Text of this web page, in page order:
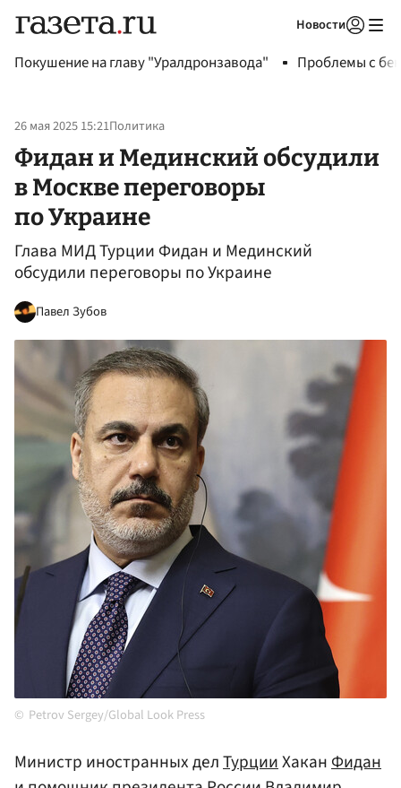
Новости
Покушение на главу "Уралдронзавода" Проблемы с
26 мая 2025 15:21Политика
Фидан и Мединский обсудили
в Москве переговоры
по Украине
Глава МИД Турции Фидан и Мединский
обсудили переговоры по Украине
Павел Зубов
Petrov Sergey/Global Look Press
Министр иностранных делТурцииХаканФидан